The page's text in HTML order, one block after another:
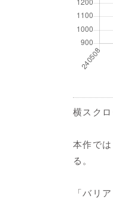
横スク
本作で
る。
「バリ